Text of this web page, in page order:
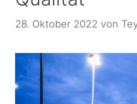
28. Oktober 2022 von